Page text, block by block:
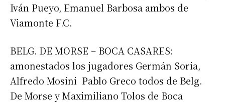
Iván Pueyo, Emanuel Barbosa ambos de
Viamonte F.C.
BELG. DE MORSE – BOCA CASARES:
amonestados los jugadores Germán Soria,
Alfredo Mosini Pablo Greco todos de Belg.
De Morse y Maximiliano Tolos de Boca